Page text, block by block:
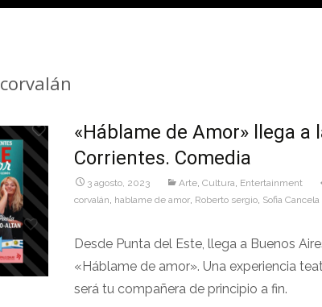
«Háblame de Amor» llega a
Corrientes. Comedia
3 agosto, 2023 Arte, Cultura, Entertainment
corvalán, hablame de amor, Roberto sergio, Sofia Cancela
Desde Punta del Este, llega a Buenos
«Háblame de amor». Una experiencia
será tu compañera de principio a fin.